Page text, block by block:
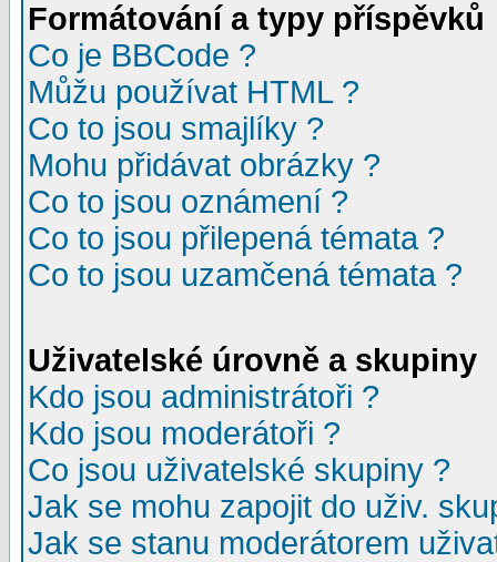
Formátování a typy příspěvků
Co je BBCode ?
Můžu používat HTML ?
Co to jsou smajlíky ?
Mohu přidávat obrázky ?
Co to jsou oznámení ?
Co to jsou přilepená témata ?
Co to jsou uzamčená témata ?
Uživatelské úrovně a skupiny
Kdo jsou administrátoři ?
Kdo jsou moderátoři ?
Co jsou uživatelské skupiny ?
Jak se mohu zapojit do uživ.
Jak se stanu moderátorem